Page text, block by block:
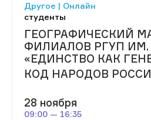
Другое | Онлайн
студенты
ГЕОГРАФИЧЕСКИЙ
ФИЛИАЛОВ РГУП ИМ.
«ЕДИНСТВО КАК
КОД НАРОДОВ
28 ноября
09:00 — 16:35